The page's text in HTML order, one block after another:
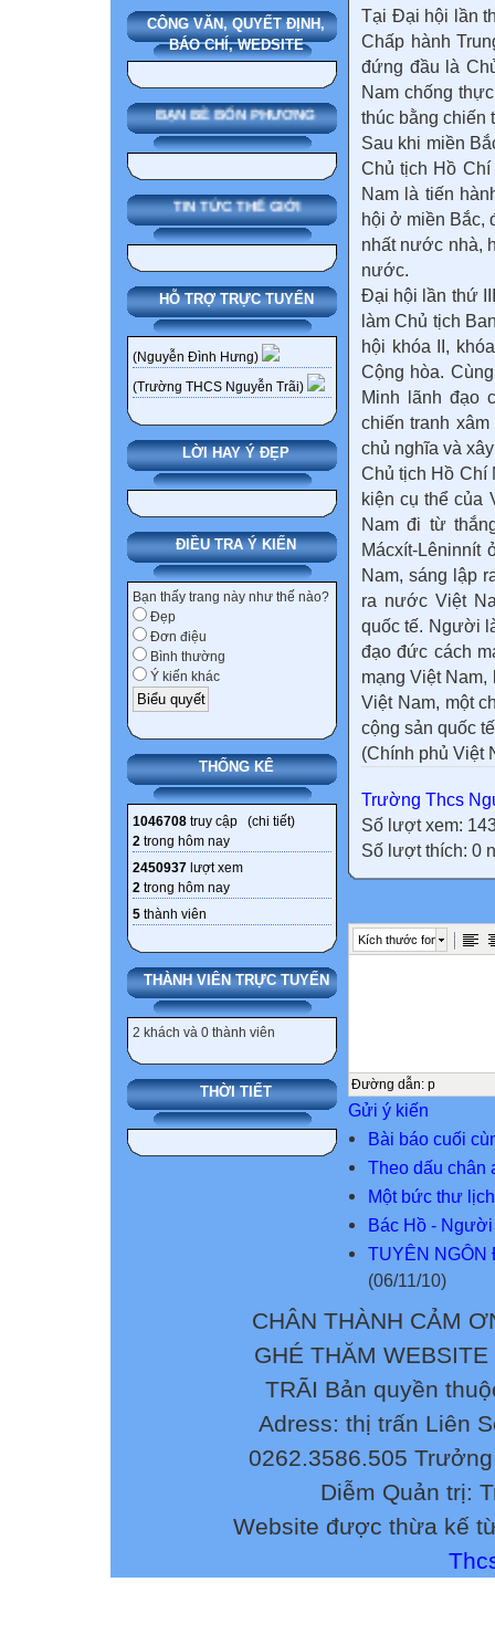
CÔNG VĂN, QUYẾT ĐỊNH,
BÁO CHÍ, WEDSITE
BẠN BÈ BỐN PHƯƠNG
TIN TỨC THẾ GIỚI
HỖ TRỢ TRỰC TUYẾN
(Nguyễn Đình Hưng)
(Trường THCS Nguyễn Trãi)
LỜI HAY Ý ĐẸP
ĐIỀU TRA Ý KIẾN
Bạn thấy trang này như thế nào?
Đẹp
Đơn điệu
Bình thường
Ý kiến khác
THỐNG KÊ
1046708 truy cập (chi tiết)
2 trong hôm nay
2450937 lượt xem
2 trong hôm nay
5 thành viên
THÀNH VIÊN TRỰC TUYẾN
2 khách và 0 thành viên
THỜI TIẾT
Tại Đại hội lần
Chấp hành
đứng đầu là
Nam chống
thúc bằng chiến
Sau khi miền
Chủ tịch Hồ
Nam là tiến
hội ở miền Bắc,
nhất nước nhà,
nước.
Đại hội lần thứ
làm Chủ tịch
hội khóa II,
Cộng hòa.
Minh lãnh đạo
chiến tranh
chủ nghĩa và
Chủ tịch Hồ Chí
kiện cụ thể của
Nam đi từ
Mácxít-Lêninnít
Nam, sáng lập
ra nước Việt
quốc tế. Người
đạo đức cách
mạng Việt Nam,
Việt Nam, một
cộng sản quốc
(Chính phủ Việt
Trường Thcs
Số lượt xem:
Số lượt thích: 0
Kích thước font
Đường dẫn: p
Gửi ý kiến
Bài báo cuối
Theo dấu chân
Một bức thư
Bác Hồ -
TUYÊN NGÔN
(06/11/10)
CHÂN THÀNH CẢM
GHÉ THĂM
TRÃI Bản quyền
Adress: thị trấn Liên
0262.3586.505
Diễm Quản trị:
Website được thừa kế